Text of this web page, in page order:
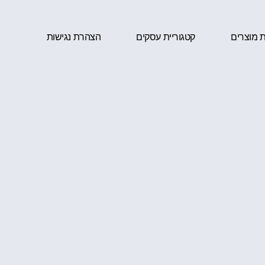
מוצרים קטגוריית עסקים הצהרת נגישות